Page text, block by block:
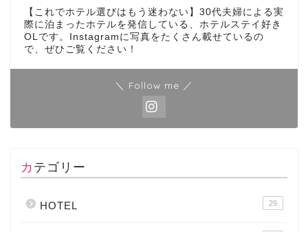
【これでホテル選びはもう迷わない】30代夫婦による実
際に泊まったホテルを発信している、ホテルステイ好き
OLです。Instagramに写真をたくさん載せているの
で、ぜひご覧ください！
＼ Follow me ／
カテゴリー
HOTEL 29